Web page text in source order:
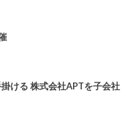
ける 株式会社APTを子会社